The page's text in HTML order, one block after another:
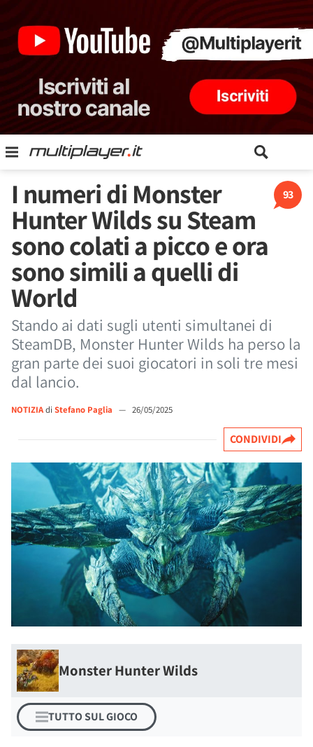
93
I numeri di Monster
Hunter Wilds su Steam
sono colati a picco e ora
sono simili a quelli di
World
Stando ai dati sugli utenti simultanei di
SteamDB, Monster Hunter Wilds ha perso la
gran parte dei suoi giocatori in soli tre mesi
dal lancio.
NOTIZIAdi Stefano Paglia — 26/05/2025
CONDIVIDI
Monster Hunter Wilds
TUTTO SUL GIOCO